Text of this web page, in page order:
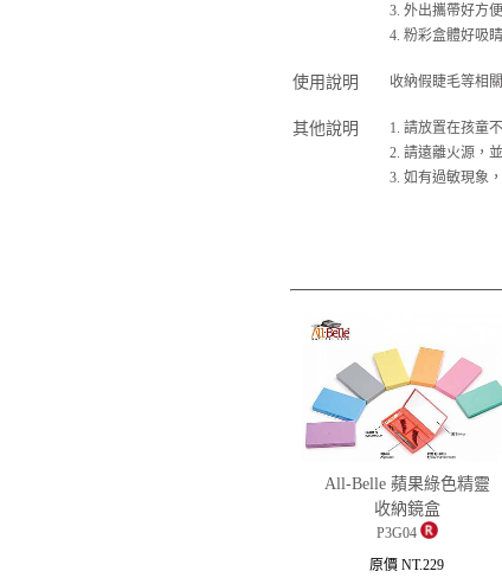
3. 外出攜帶好方便
4. 粉彩盒體好吸睛
使用說明 收納假睫毛等相
其他說明
1. 請放置在孩童
2. 請遠離火源，
3. 如有過敏現象
All-Belle 蘋果綠色精靈
收納鏡盒
P3G04
原價 NT.229